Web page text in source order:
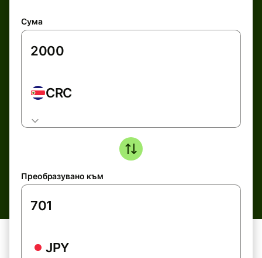
Сума
CRC
Преобразувано към
JPY